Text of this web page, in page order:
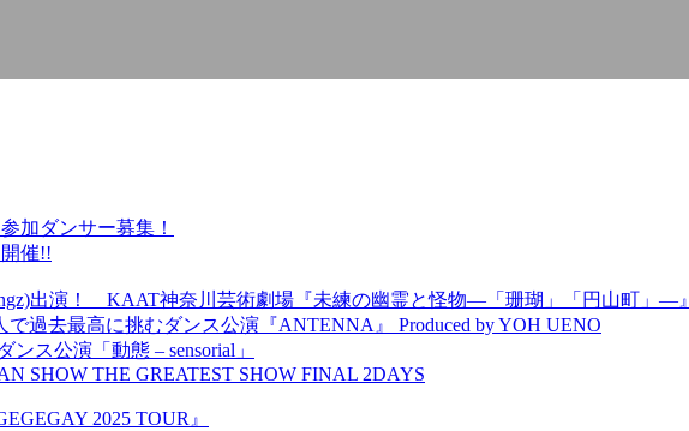
加ダンサー募集！
開催!!
出演！ KAAT神奈川芸術劇場『未練の幽霊と怪物―「珊瑚」「円山町」―』
で過去最高に挑むダンス公演『ANTENNA』 Produced by YOH UENO
ンス公演「動態 ‒ sensorial」
SHOW THE GREATEST SHOW FINAL 2DAYS
2025 TOUR』